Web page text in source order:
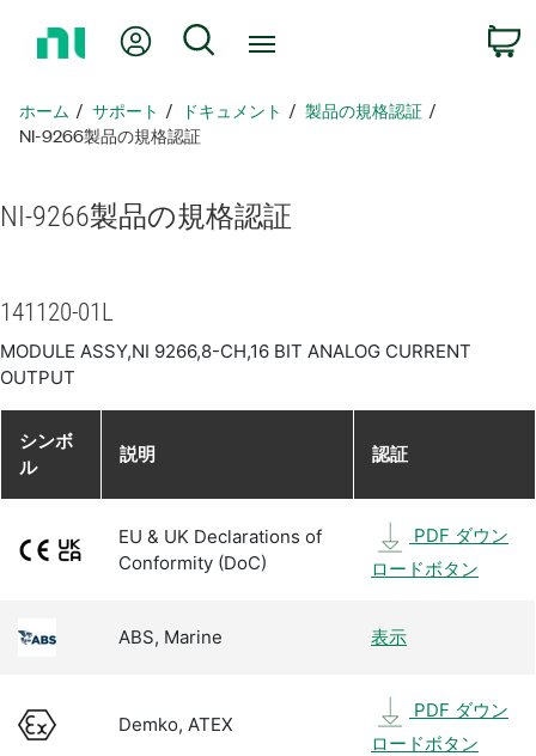
ペ
ー
戻
Myアカウント
検索
ホーム サポート ドキュメント
製品​の​規格​認証
NI-9266製品​の​規格​認証
NI-9266製品​の​規格​認証
141120-01L
MODULE ASSY,NI 9266,8-CH,16 BIT ANALOG CURRENT
OUTPUT
シンボ
ル
説明 認証
EU & UK Declarations of
Conformity (DoC)
PDF ダウン
ロードボタン
ABS, Marine 表示
Demko, ATEX
PDF ダウン
ロードボタン